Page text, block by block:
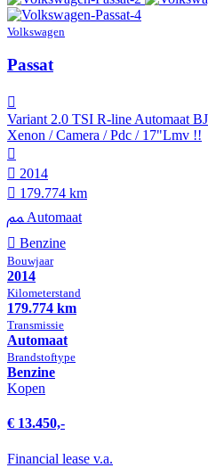
Volkswagen
Passat
Variant 2.0 TSI R-line Automaat
Xenon / Camera / Pdc / 17"Lmv !!
2014
179.774 km
Automaat
Benzine
Bouwjaar
2014
Kilometer­stand
179.774 km
Transmissie
Automaat
Brandstof­type
Benzine
Kopen
€ 13.450,-
Financial lease v.a.